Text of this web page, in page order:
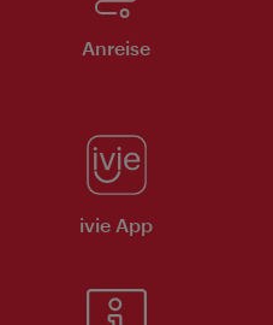
Anreise
ivie App